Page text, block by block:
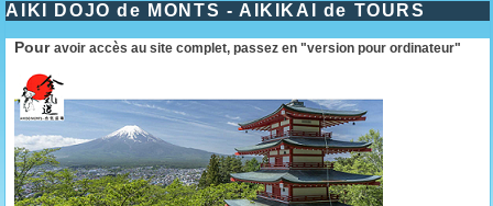
AIKI DOJO de MONTS - AIKIKAI de TOURS
Pouravoir accès au site complet, passez en "version pour ordinateur"